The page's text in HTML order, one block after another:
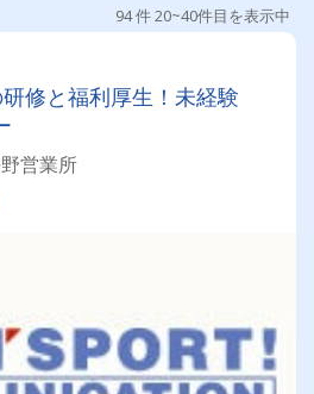
94 件 20~40件目を表示中
研修と福利厚生！未経験
営業所